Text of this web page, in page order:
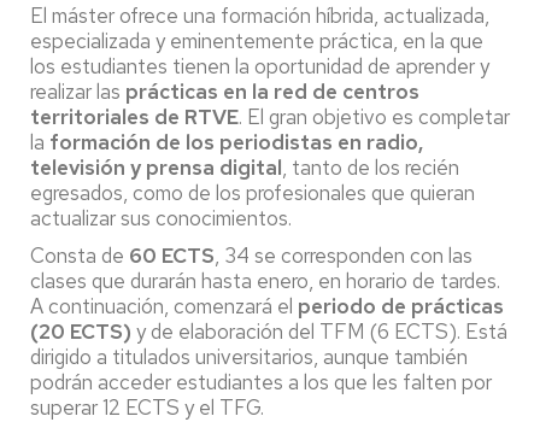
El máster ofrece una formación híbrida, actualizada,
especializada y eminentemente práctica, en la que
los estudiantes tienen la oportunidad de aprender y
realizar las prácticas en la red de centros
territoriales de RTVE. El gran objetivo es completar
la formación de los periodistas en radio,
televisión y prensa digital, tanto de los recién
egresados, como de los profesionales que quieran
actualizar sus conocimientos.
Consta de 60 ECTS, 34 se corresponden con las
clases que durarán hasta enero, en horario de tardes.
A continuación, comenzará el periodo de prácticas
(20 ECTS) y de elaboración del TFM (6 ECTS). Está
dirigido a titulados universitarios, aunque también
podrán acceder estudiantes a los que les falten por
superar 12 ECTS y el TFG.